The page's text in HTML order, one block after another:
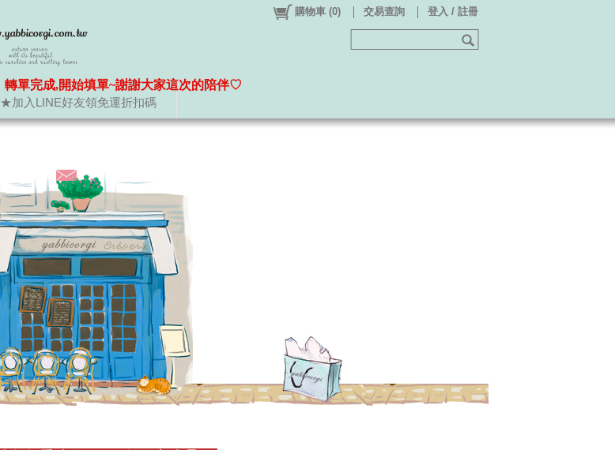
★加入LINE好友領免運折扣碼
購物車 (0) 交易查詢 登入 / 註冊
轉單完成,開始填單~謝謝大家這次的陪伴♡